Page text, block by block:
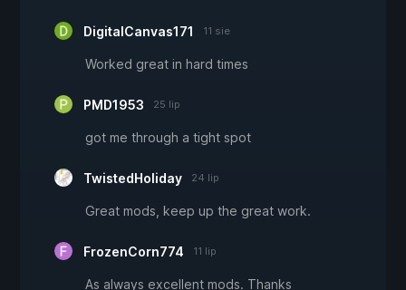
DigitalCanvas171 11 sie
Worked great in hard times
PMD1953 25 lip
got me through a tight spot
TwistedHoliday 24 lip
Great mods, keep up the great work.
FrozenCorn774 11 lip
As always excellent mods. Thanks